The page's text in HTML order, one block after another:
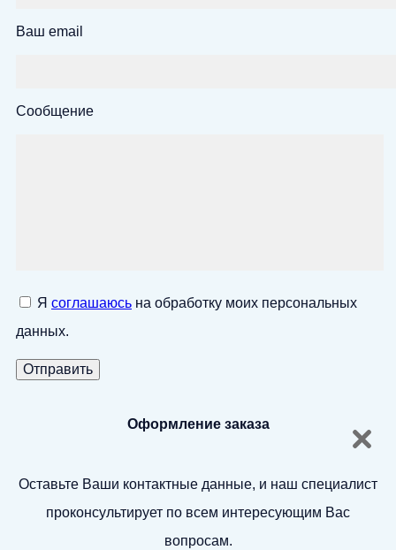
Ваш email
Сообщение
Я соглашаюсь на обработку моих персональных
данных.
Оформление заказа
Оставьте Ваши контактные данные, и наш специалист
проконсультирует по всем интересующим Вас
вопросам.